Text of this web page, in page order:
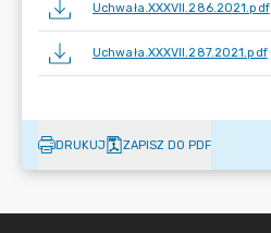
Uchwała.XXXVII.286.2021.pdf
Uchwała.XXXVII.287.2021.pdf
DRUKUJ ZAPISZ DO PDF